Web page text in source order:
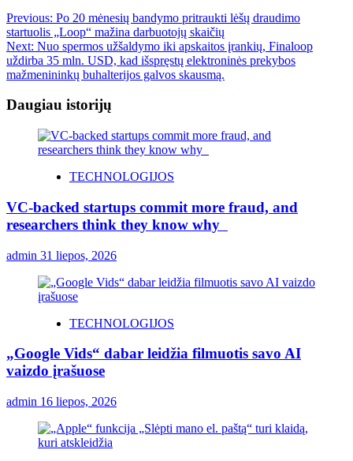
Previous: Po 20 mėnesių bandymo pritraukti lėšų draudimo
startuolis „Loop“ mažina darbuotojų skaičių
Next: Nuo spermos užšaldymo iki apskaitos įrankių, Finaloop
uždirba 35 mln. USD, kad išspręstų elektroninės prekybos
mažmenininkų buhalterijos galvos skausmą.
Daugiau istorijų
TECHNOLOGIJOS
VC-backed startups commit more fraud, and
researchers think they know why
admin 31 liepos, 2026
TECHNOLOGIJOS
„Google Vids“ dabar leidžia filmuotis savo AI
vaizdo įrašuose
admin 16 liepos, 2026